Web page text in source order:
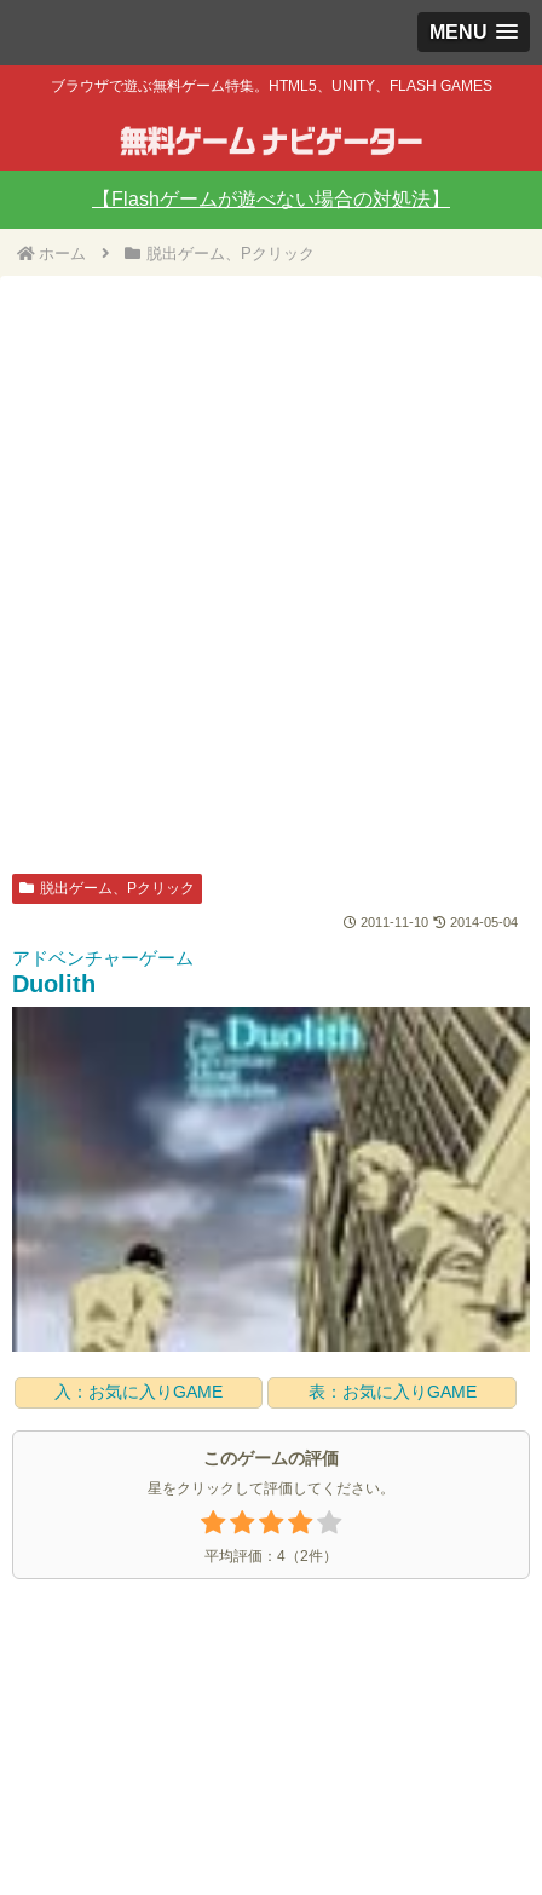
MENU
ブラウザで遊ぶ無料ゲーム特集。HTML5、UNITY、FLASH GAMES
【Flashゲームが遊べない場合の対処法】
ホーム 脱出ゲーム、Pクリック
脱出ゲーム、Pクリック
2011-11-10 2014-05-04
アドベンチャーゲーム
Duolith
入：お気に入りGAME 表：お気に入りGAME
このゲームの評価
星をクリックして評価してください。
平均評価： 4 （2件）